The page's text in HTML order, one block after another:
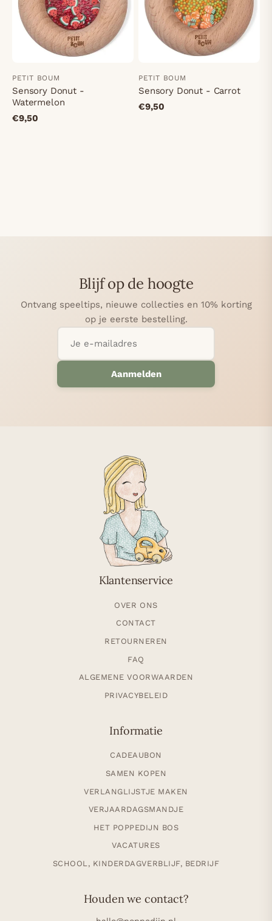
PETIT BOUM
Sensory Donut -
Watermelon
€9,50
PETIT BOUM
Sensory Donut - Carrot
€9,50
Blijf op de hoogte
Ontvang speeltips, nieuwe collecties en 10% korting
op je eerste bestelling.
Aanmelden
Klantenservice
OVER ONS
CONTACT
RETOURNEREN
FAQ
ALGEMENE VOORWAARDEN
PRIVACYBELEID
Informatie
CADEAUBON
SAMEN KOPEN
VERLANGLIJSTJE MAKEN
VERJAARDAGSMANDJE
HET POPPEDIJN BOS
VACATURES
SCHOOL, KINDERDAGVERBLIJF, BEDRIJF
Houden we contact?